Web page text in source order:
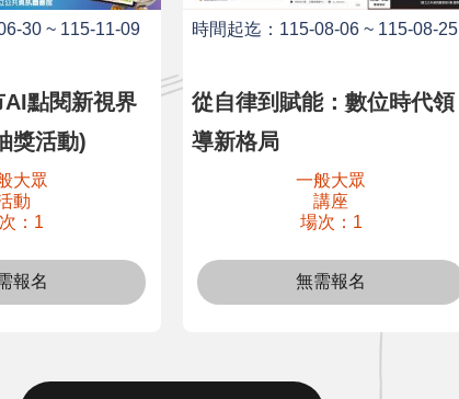
30 ~ 115-11-09
獎活動)
大眾
動
：1
報名
時間起迄：115-08-06 ~ 115-08-25
從自律到賦能：數位時代領
導新格局
一般大眾
講座
場次：1
無需報名